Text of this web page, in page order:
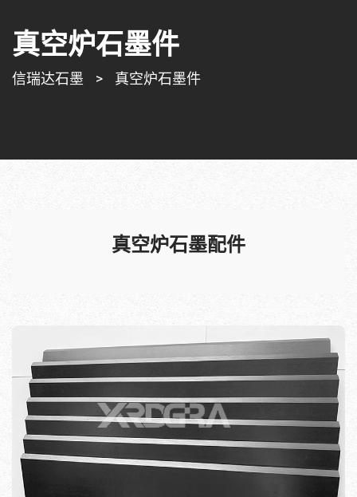
真空炉石墨件
信瑞达石墨 > 真空炉石墨件
真空炉石墨配件